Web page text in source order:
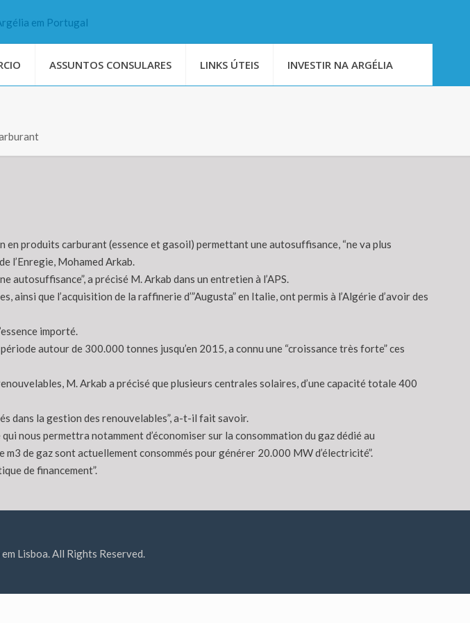
ASSUNTOS CONSULARES LINKS ÚTEIS INVESTIR NA ARGÉLIA
en produits carburant (essence et gasoil) permettant une autosuffisance, “ne va plus
l’Enregie, Mohamed Arkab.
autosuffisance”, a précisé M. Arkab dans un entretien à l’APS.
que l’acquisition de la raffinerie d’”Augusta” en Italie, ont permis à l’Algérie d’avoir des
importé.
autour de 300.000 tonnes jusqu’en 2015, a connu une “croissance très forte” ces
M. Arkab a précisé que plusieurs centrales solaires, d’une capacité totale 400
dans la gestion des renouvelables”, a-t-il fait savoir.
nous permettra notamment d’économiser sur la consommation du gaz dédié au
de gaz sont actuellement consommés pour générer 20.000 MW d’électricité”.
de financement”.
Lisboa. All Rights Reserved.